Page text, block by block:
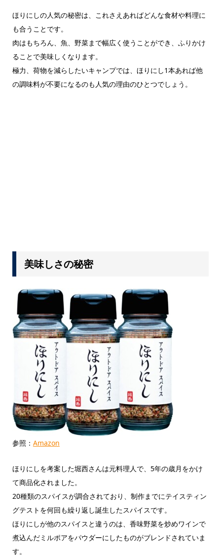
ほりにしの人気の秘密は、これさえあればどんな食材や料理に
も合うことです。
肉はもちろん、魚、野菜まで幅広く使うことができ、ふりかけ
ることで美味しくなります。
極力、荷物を減らしたいキャンプでは、ほりにし1本あれば他
の調味料が不要になるのも人気の理由のひとつでしょう。
美味しさの秘密
参照： Amazon
ほりにしを考案した堀西さんは元料理人で、5年の歳月をかけ
て商品化されました。
20種類のスパイスが調合されており、制作までにテイスティン
グテストを何回も繰り返し誕生したスパイスです。
ほりにしが他のスパイスと違うのは、香味野菜を炒めワインで
煮込んだミルポアをパウダーにしたものがブレンドされていま
す。